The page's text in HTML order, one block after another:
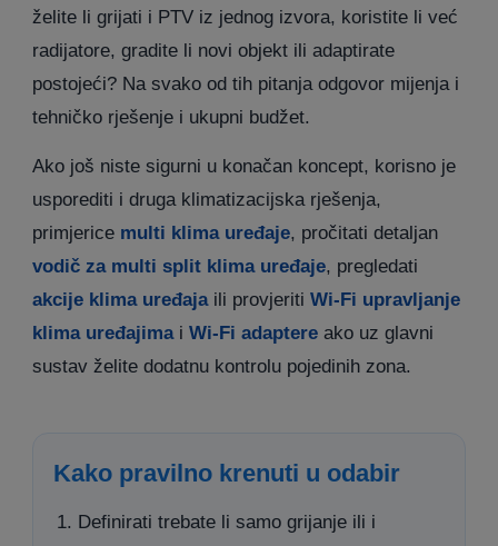
želite li grijati i PTV iz jednog izvora, koristite li već
radijatore, gradite li novi objekt ili adaptirate
postojeći? Na svako od tih pitanja odgovor mijenja i
tehničko rješenje i ukupni budžet.
Ako još niste sigurni u konačan koncept, korisno je
usporediti i druga klimatizacijska rješenja,
primjerice multi klima uređaje, pročitati detaljan
vodič za multi split klima uređaje, pregledati
akcije klima uređajaili provjeriti Wi-Fi upravljanje
klima uređajimai Wi-Fi adaptere ako uz glavni
sustav želite dodatnu kontrolu pojedinih zona.
Kako pravilno krenuti u odabir
Definirati trebate li samo grijanje ili i